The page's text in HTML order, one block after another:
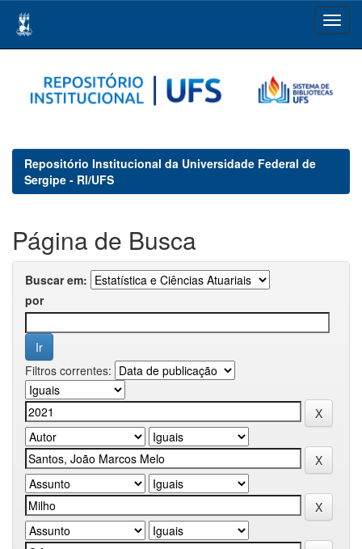
navigation
Repositório Institucional da Universidade Federal de
Sergipe - RI/UFS
Página de Busca
Buscar em:
por
Filtros correntes: